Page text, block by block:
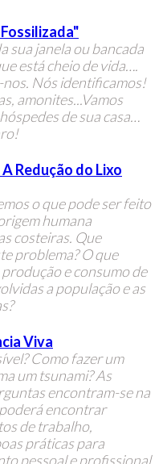
sua janela ou bancada
está cheio de vida….
Nós identificamos!
amonites...Vamos
de sua casa…
Redução do Lixo
o que pode ser feito
humana
costeiras. Que
problema? O que
e consumo de
a população e as
Viva
Como fazer um
um tsunami? As
encontram-se na
encontrar
de trabalho,
práticas para
pessoal e profissional